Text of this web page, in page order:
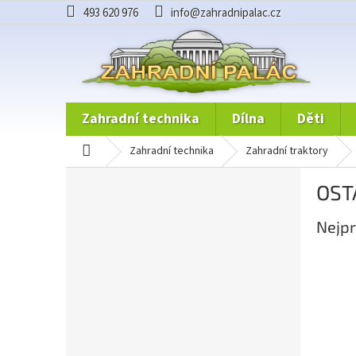
na
493 620 976 info@zahradnipalac.cz
zahradní technika dílna děti
domů zahradní technika zahradní traktory